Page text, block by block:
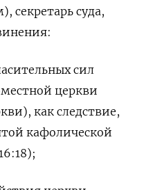
секретарь суда,
сил
церкви
как следствие,
кафолической